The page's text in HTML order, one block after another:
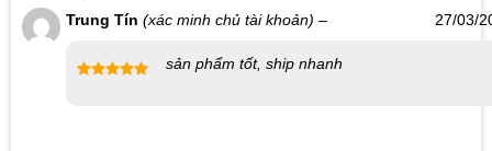
Trung Tín (xác minh chủ tài khoản) – 27/03/
sản phẩm tốt, ship nhanh